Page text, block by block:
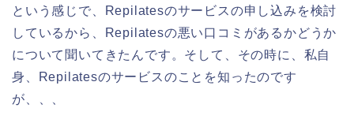
という感じで、Repilatesのサービスの申し込みを検討
しているから、Repilatesの悪い口コミがあるかどうか
について聞いてきたんです。そして、その時に、私自
身、Repilatesのサービスのことを知ったのです
が、、、